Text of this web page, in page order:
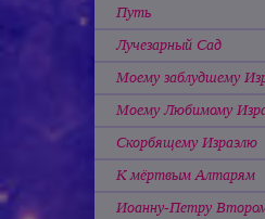
Путь
Лучезарный Сад
Моему заблудшему
Моему Любимому
Скорбящему Израэлю
К мёртвым Алтарям
Иоанну-Петру